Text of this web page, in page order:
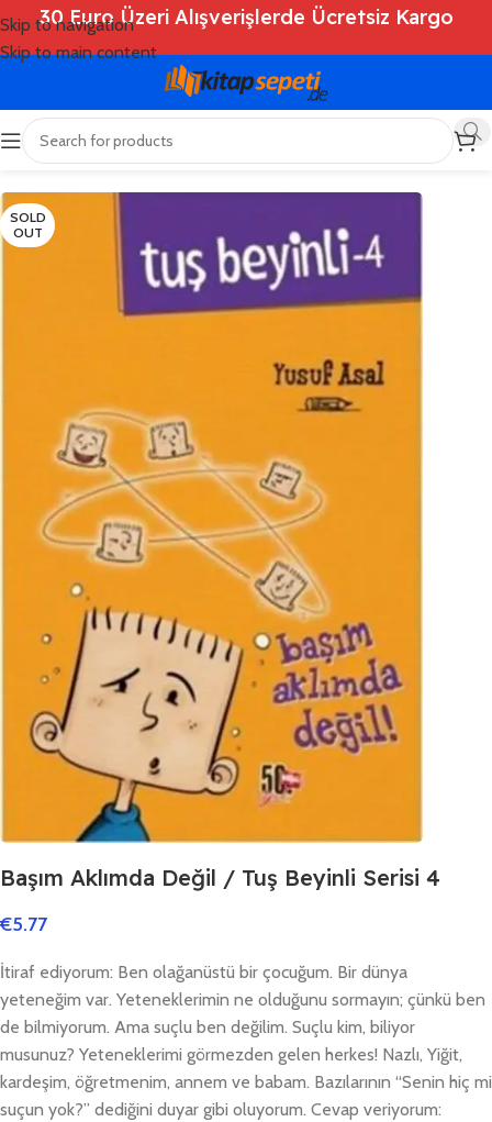
Skip to navigation
Skip to main content
30 Euro Üzeri Alışverişlerde Ücretsiz Kargo
Ana Sayfa Shop
SOLD
OUT
Başım Aklımda Değil / Tuş Beyinli Serisi 4
€5.77
İtiraf ediyorum: Ben olağanüstü bir çocuğum. Bir dünya
yeteneğim var. Yeteneklerimin ne olduğunu sormayın; çünkü ben
de bilmiyorum. Ama suçlu ben değilim. Suçlu kim, biliyor
musunuz? Yeteneklerimi görmezden gelen herkes! Nazlı, Yiğit,
kardeşim, öğretmenim, annem ve babam. Bazılarının “Senin hiç mi
suçun yok?” dediğini duyar gibi oluyorum. Cevap veriyorum: